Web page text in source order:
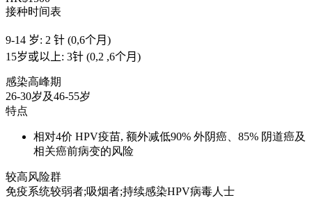
接种时间表
9-14 岁: 2 针 (0,6个月)
15岁或以上: 3针 (0,2 ,6个月)
感染高峰期
26-30岁及46-55岁
特点
相对4价 HPV疫苗, 额外减低90% 外阴癌、85% 阴道癌及
相关癌前病变的风险
较高风险群
免疫系统较弱者;吸烟者;持续感染HPV病毒人士